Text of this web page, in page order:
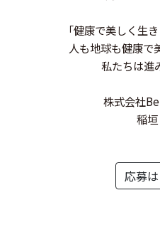
「健康で美しく生
人も地球も健康で
私たちは進
株式会社
稲
応募